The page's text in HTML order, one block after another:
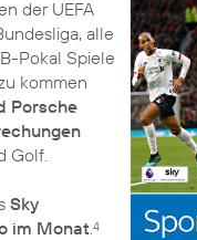
der UEFA
alle
Pokal Spiele
kommen
Porsche
Golf.
Sky
im Monat.4